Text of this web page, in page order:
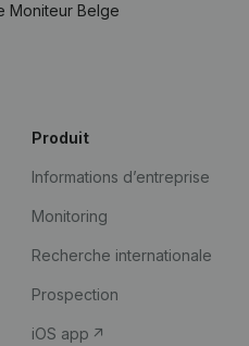
Moniteur Belge
Produit
Informations d’entreprise
Monitoring
Recherche internationale
Prospection
iOS app